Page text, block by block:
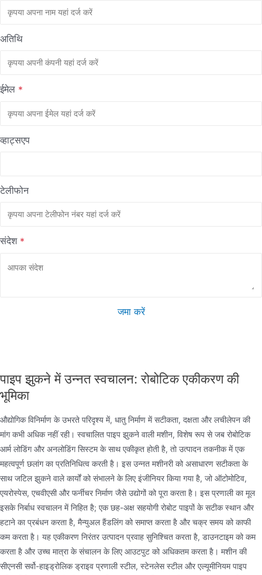
अतिथि
ईमेल *
व्हाट्सएप
टेलीफोन
संदेश *
जमा करें
पाइप झुकने में उन्नत स्वचालन: रोबोटिक एकीकरण की
भूमिका
औद्योगिक विनिर्माण के उभरते परिदृश्य में, धातु निर्माण में सटीकता, दक्षता और लचीलेपन की
मांग कभी अधिक नहीं रही। स्वचालित पाइप झुकने वाली मशीन, विशेष रूप से जब रोबोटिक
आर्म लोडिंग और अनलोडिंग सिस्टम के साथ एकीकृत होती है, तो उत्पादन तकनीक में एक
महत्वपूर्ण छलांग का प्रतिनिधित्व करती है। इस उन्नत मशीनरी को असाधारण सटीकता के
साथ जटिल झुकने वाले कार्यों को संभालने के लिए इंजीनियर किया गया है, जो ऑटोमोटिव,
एयरोस्पेस, एचवीएसी और फर्नीचर निर्माण जैसे उद्योगों को पूरा करता है। इस प्रणाली का मूल
इसके निर्बाध स्वचालन में निहित है; एक छह-अक्ष सहयोगी रोबोट पाइपों के सटीक स्थान और
हटाने का प्रबंधन करता है, मैन्युअल हैंडलिंग को समाप्त करता है और चक्र समय को काफी
कम करता है। यह एकीकरण निरंतर उत्पादन प्रवाह सुनिश्चित करता है, डाउनटाइम को कम
करता है और उच्च मात्रा के संचालन के लिए आउटपुट को अधिकतम करता है। मशीन की
सीएनसी सर्वो-हाइड्रोलिक ड्राइव प्रणाली स्टील, स्टेनलेस स्टील और एल्यूमीनियम पाइप